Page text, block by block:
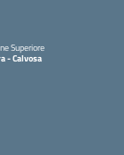
Superiore
- Calvosa